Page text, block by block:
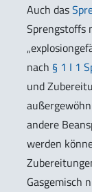
Auch das
Sprengstoffs
nach § 1 I 1
und
andere
werden
Gasgemisch